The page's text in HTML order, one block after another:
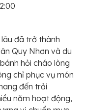
đã trở thành
Quy Nhơn và du
hỏi cháo lòng
chỉ phục vụ món
đến trải
năm hoạt động,